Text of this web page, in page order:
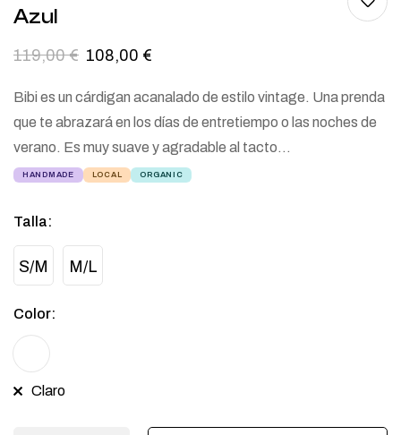
Azul
119,00€ 108,00 €
Bibi es un cárdigan acanalado de estilo vintage. Una prenda
que te abrazará en los días de entretiempo o las noches de
verano. Es muy suave y agradable al tacto…
HANDMADE LOCAL ORGANIC
Talla:
S/M M/L
Color:
Claro